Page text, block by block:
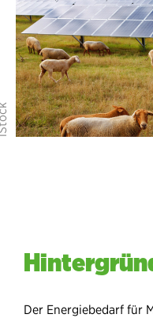
Der Energiebedarf für